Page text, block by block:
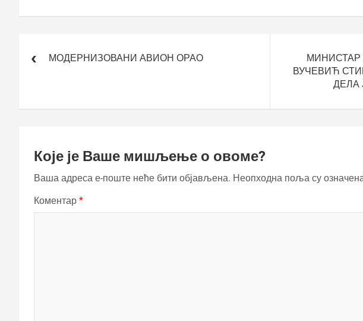
чланкаМОДЕРНИЗОВАНИ АВИОН ОРАО
ВУЧЕВИЋ
ДЕЛА
Које је Ваше мишљење о овоме?
Ваша адреса е-поште неће бити објављена. Неопходна поља су
Коментар *